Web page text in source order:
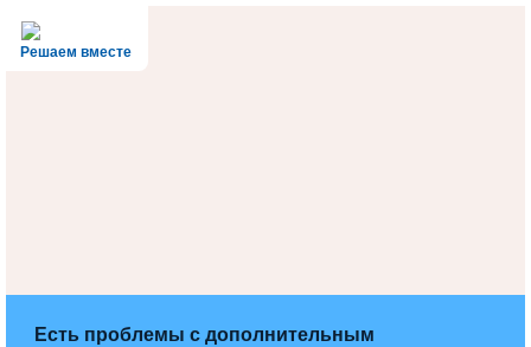
Решаем вместе
Есть проблемы с дополнительным